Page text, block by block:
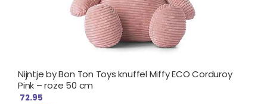
Nijntje by Bon Ton Toys knuffel Miffy ECO Corduroy
Pink – roze 50 cm
72.95